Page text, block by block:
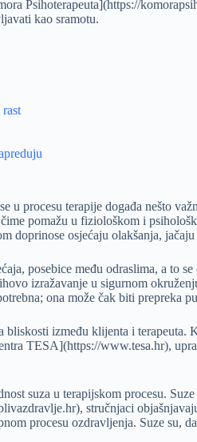
Psihoterapeuta](https://
kao sramotu.
u procesu terapije događa nešto
pomažu u fiziološkom i
doprinose osjećaju olakšanja,
posebice među odraslima, a
izražavanje u sigurnom
ona može čak biti prepreka
između klijenta i
TESA](https://www.tesa.hr),
suza u terapijskom procesu.
stručnjaci
procesu ozdravljenja. Suze su,